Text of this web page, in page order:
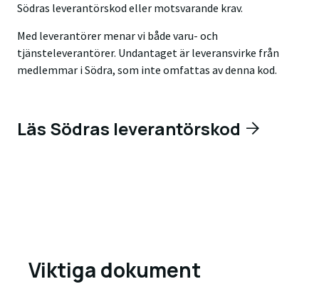
Södras leverantörskod eller motsvarande krav.
Med leverantörer menar vi både varu- och
tjänsteleverantörer. Undantaget är leveransvirke från
medlemmar i Södra, som inte omfattas av denna kod.
Läs Södras leverantörskod
Viktiga dokument